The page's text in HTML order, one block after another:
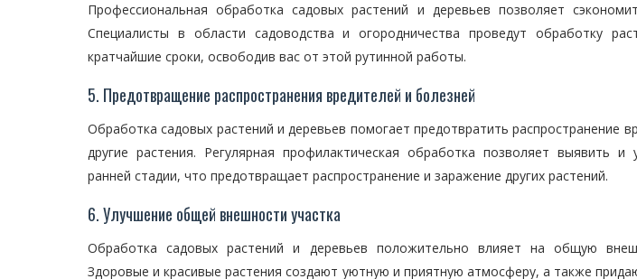
Профессиональная обработка садовых растений и деревьев позволяет
Специалисты в области садоводства и огородничества проведут обработку
кратчайшие сроки, освободив вас от этой рутинной работы.
5. Предотвращение распространения вредителей и болезней
Обработка садовых растений и деревьев помогает предотвратить распространение
другие растения. Регулярная профилактическая обработка позволяет выявить и
ранней стадии, что предотвращает распространение и заражение других растений.
6. Улучшение общей внешности участка
Обработка садовых растений и деревьев положительно влияет на общую
Здоровые и красивые растения создают уютную и приятную атмосферу, а также